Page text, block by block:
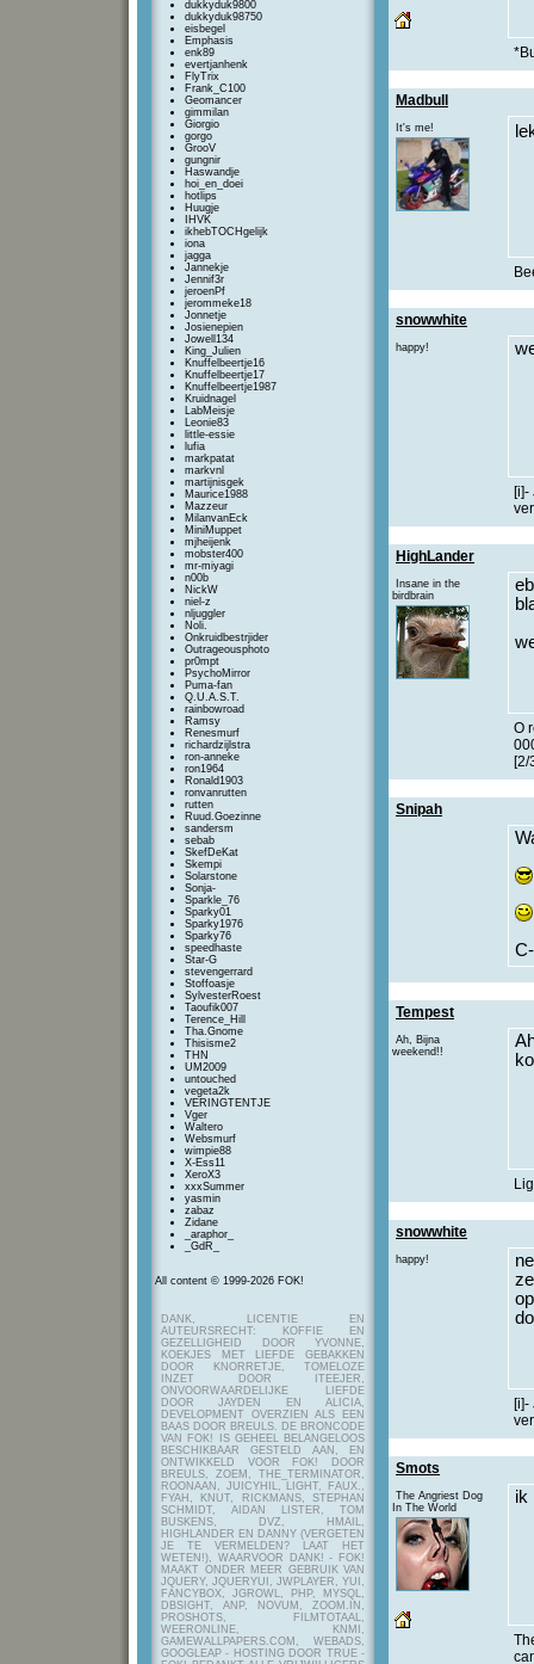
dukkyduk9800
dukkyduk98750
eisbegel
Emphasis
enk89
evertjanhenk
FlyTrix
Frank_C100
Geomancer
gimmilan
Giorgio
gorgo
GrooV
gungnir
Haswandje
hoi_en_doei
hotlips
Huugje
IHVK
ikhebTOCHgelijk
iona
jagga
Jannekje
Jennif3r
jeroenPf
jerommeke18
Jonnetje
Josienepien
Jowell134
King_Julien
Knuffelbeertje16
Knuffelbeertje17
Knuffelbeertje1987
Kruidnagel
LabMeisje
Leonie83
little-essie
lufia
markpatat
markvnl
martijnisgek
Maurice1988
Mazzeur
MilanvanEck
MiniMuppet
mjheijenk
mobster400
mr-miyagi
n00b
NickW
niel-z
nljuggler
Noli.
Onkruidbestrjider
Outrageousphoto
pr0mpt
PsychoMirror
Puma-fan
Q.U.A.S.T.
rainbowroad
Ramsy
Renesmurf
richardzijlstra
ron-anneke
ron1964
Ronald1903
ronvanrutten
rutten
Ruud.Goezinne
sandersm
sebab
SkefDeKat
Skempi
Solarstone
Sonja-
Sparkle_76
Sparky01
Sparky1976
Sparky76
speedhaste
Star-G
stevengerrard
Stoffoasje
SylvesterRoest
Taoufik007
Terence_Hill
Tha.Gnome
Thisisme2
THN
UM2009
untouched
vegeta2k
VERINGTENTJE
Vger
Waltero
Websmurf
wimpie88
X-Ess11
XeroX3
xxxSummer
yasmin
zabaz
Zidane
_araphor_
_GdR_
All content © 1999-2026 FOK!
DANK, LICENTIE EN
AUTEURSRECHT: KOFFIE EN
GEZELLIGHEID DOOR YVONNE,
KOEKJES MET LIEFDE GEBAKKEN
DOOR KNORRETJE, TOMELOZE
INZET DOOR ITEEJER,
ONVOORWAARDELIJKE LIEFDE
DOOR JAYDEN EN ALICIA,
DEVELOPMENT OVERZIEN ALS EEN
BAAS DOOR BREULS. DE BRONCODE
VAN FOK! IS GEHEEL BELANGELOOS
BESCHIKBAAR GESTELD AAN, EN
ONTWIKKELD VOOR FOK! DOOR
BREULS, ZOEM, THE_TERMINATOR,
ROONAAN, JUICYHIL, LIGHT, FAUX.,
FYAH, KNUT, RICKMANS, STEPHAN
SCHMIDT, AIDAN LISTER, TOM
BUSKENS, DVZ, HMAIL,
HIGHLANDER EN DANNY (VERGETEN
JE TE VERMELDEN? LAAT HET
WETEN!), WAARVOOR DANK! - FOK!
MAAKT ONDER MEER GEBRUIK VAN
JQUERY, JQUERYUI, JWPLAYER, YUI,
FANCYBOX, JGROWL, PHP, MYSQL,
DBSIGHT, ANP, NOVUM, ZOOM.IN,
PROSHOTS, FILMTOTAAL,
WEERONLINE, KNMI,
GAMEWALLPAPERS.COM, WEBADS,
GOOGLEAP - HOSTING DOOR TRUE -
Madbull
It's me!
snowwhite
happy!
HighLander
Insane in the
birdbrain
O
[2/
Snipah
Tempest
Ah, Bijna
weekend!!
snowwhite
happy!
Smots
The Angriest Dog
In The World
ik